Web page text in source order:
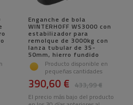
Enganche de bola
WINTERHOFF WS3000 con
estabilizador para
remolque de 3000kg con
lanza tubular de 35-
50mm, hierro fundido
Producto disponible en
pequeñas cantidades
433,99 €
390,60 €
El precio más bajo del producto